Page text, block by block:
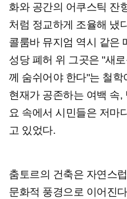
화와 공간의 어쿠스틱 잔
처럼 정교하게 조율해 냈
콜룸바 뮤지엄 역시 같은
성당 폐허 위 그곳은 "새
께 숨쉬어야 한다"는 철
현재가 공존하는 여백 속,
요 속에서 시민들은 저마
고 있었다.
춤토르의 건축은 자연스
문화적 풍경으로 이어진